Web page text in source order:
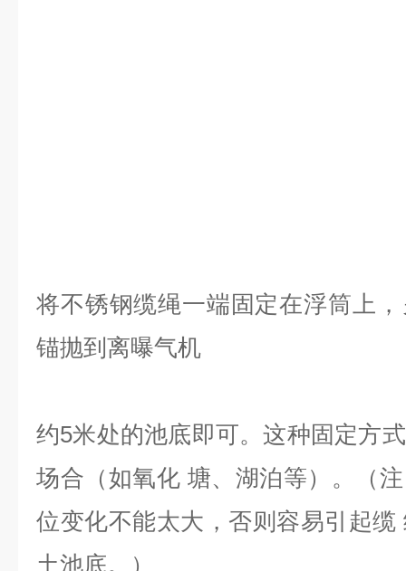
将不锈钢缆绳一端固定在浮筒上
锚抛到离曝气机
约5米处的池底即可。这种固定方
场合（如氧化 塘、湖泊等）。（
位变化不能太大，否则容易引起
土池底。）